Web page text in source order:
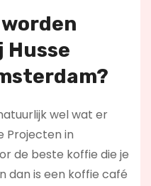
Husse
wel wat er
Projecten in
de beste koffie die je
dan is een koffie café